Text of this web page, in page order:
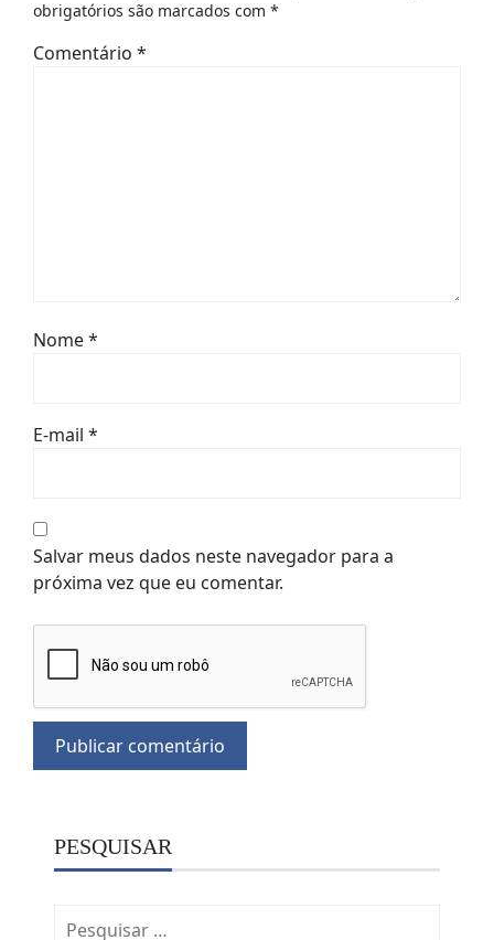
obrigatórios são marcados com *
Comentário *
Nome*
E-mail *
Salvar meus dados neste navegador para a
próxima vez que eu comentar.
PESQUISAR